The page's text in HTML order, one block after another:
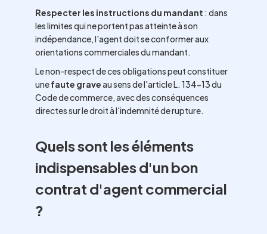
Respecter les instructions du mandant : dans
les limites qui ne portent pas atteinte à son
indépendance, l'agent doit se conformer aux
orientations commerciales du mandant.
Le non-respect de ces obligations peut constituer
unefaute graveau sens de l'article L. 134-13 du
Code de commerce, avec des conséquences
directes sur le droit à l'indemnité de rupture.
Quels sont les éléments
indispensables d'un bon
contrat d'agent commercial
?